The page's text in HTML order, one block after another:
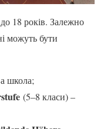
18 років. Залежно
можуть бути
школа;
(5–8 класи) –